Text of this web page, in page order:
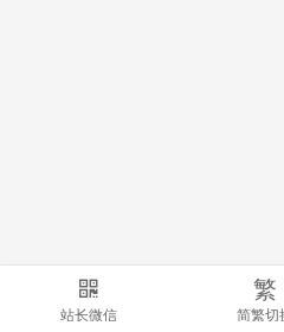
站长微信
繁
简繁切